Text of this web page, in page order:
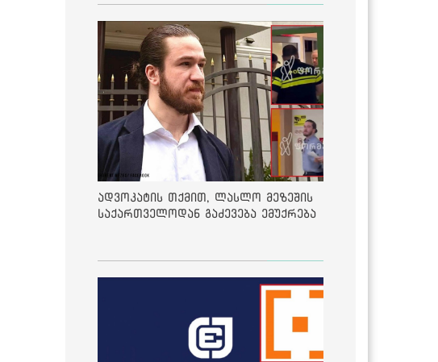
მეოთხე საჩივარი დაარეგისტრირა
ადვოკატის თქმით, ლასლო მეზეშის
საქართველოდან გაძევება ემუქრება